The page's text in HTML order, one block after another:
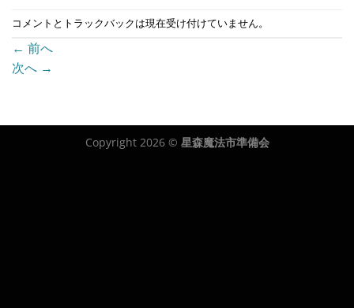
コメントとトラックバックは現在受け付けていません。
← 前へ
次へ →
Copyright 2026 © 星森魔法市準備会